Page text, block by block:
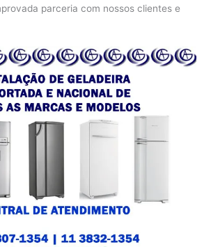
parceria com nossos clientes e